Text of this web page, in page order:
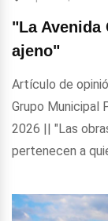
"La
ajeno"
Artículo de
Grupo Municipal
2026 || "Las
pertenecen a